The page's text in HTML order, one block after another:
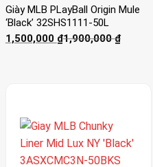
Giày MLB PLayBall Origin Mule
‘Black’ 32SHS1111-50L
1,900,000₫
Giá
1,500,000 ₫
Giá